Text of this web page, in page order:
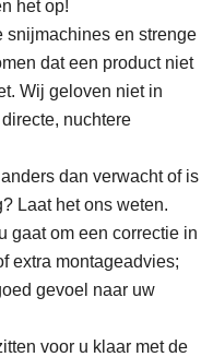
het op!
snijmachines en strenge
dat een product niet
Wij geloven niet in
nuchtere
anders dan verwacht of is
Laat het ons weten.
gaat om een correctie in
extra montageadvies;
gevoel naar uw
voor u klaar met de